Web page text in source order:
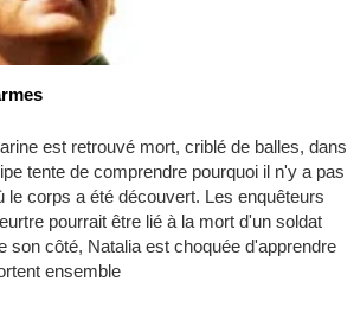
est retrouvé mort, criblé de balles, dans
tente de comprendre pourquoi il n'y a pas
le corps a été découvert. Les enquêteurs
pourrait être lié à la mort d'un soldat
son côté, Natalia est choquée d'apprendre
ensemble